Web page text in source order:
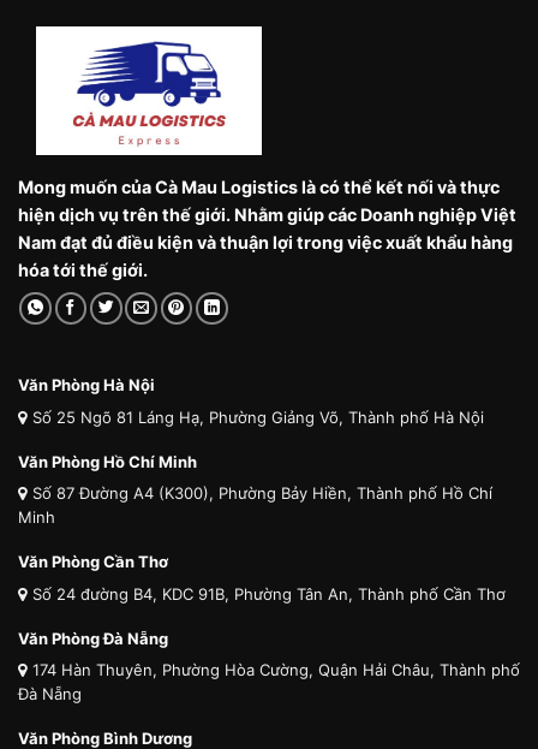
Mong muốn của Cà Mau Logistics là có thể kết nối và thực
hiện dịch vụ trên thế giới. Nhằm giúp các Doanh nghiệp Việt
Nam đạt đủ điều kiện và thuận lợi trong việc xuất khẩu hàng
hóa tới thế giới.
Văn Phòng Hà Nội
Số 25 Ngõ 81 Láng Hạ, Phường Giảng Võ, Thành phố Hà Nội
Văn Phòng Hồ Chí Minh
Số 87 Đường A4 (K300), Phường Bảy Hiền, Thành phố Hồ Chí
Minh
Văn Phòng Cần Thơ
Số 24 đường B4, KDC 91B, Phường Tân An, Thành phố Cần Thơ
Văn Phòng Đà Nẵng
174 Hàn Thuyên, Phường Hòa Cường, Quận Hải Châu, Thành phố
Đà Nẵng
Văn Phòng Bình Dương